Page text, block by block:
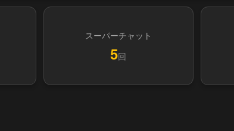
スーパーチャット
5回